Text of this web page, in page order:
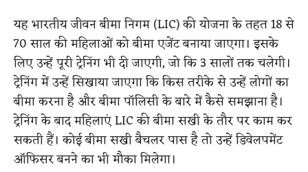
यह भारतीय जीवन बीमा निगम (LIC) की योजना के तहत 18 से
70 साल की महिलाओं को बीमा एजेंट बनाया जाएगा। इसके
लिए उन्हें पूरी ट्रेनिंग भी दी जाएगी, जो कि 3 सालों तक चलेगी।
ट्रेनिंग में उन्हें सिखाया जाएगा कि किस तरीके से उन्हें लोगों का
बीमा करना है और बीमा पॉलिसी के बारे में कैसे समझाना है।
ट्रेनिंग के बाद महिलाएं LIC की बीमा सखी के तौर पर काम कर
सकती हैं। कोई बीमा सखी बैचलर पास है तो उन्हें डिवेलपमेंट
ऑफिसर बनने का भी मौका मिलेगा।